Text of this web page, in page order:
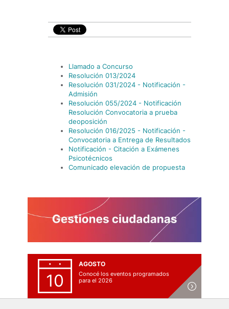
Llamado a Concurso
Resolución 013/2024
Resolución 031/2024 - Notificación -
Admisión
Resolución 055/2024 - Notificación
Resolución Convocatoria a prueba
deoposición
Resolución 016/2025 - Notificación -
Convocatoria a Entrega de Resultados
Notificación - Citación a Exámenes
Psicotécnicos
Comunicado elevación de propuesta
10
AGOSTO
Conocé los eventos programados
para el 2026